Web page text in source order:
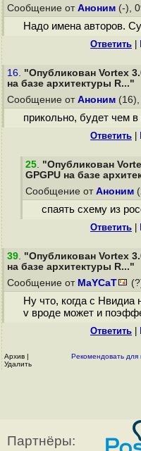
Сообщение от Аноним (-),
Надо имена авторов.
Ответить
16. "Опубликован Vortex
на базе архитектуры R..."
Сообщение от Аноним
прикольно, будет чем в
Ответить
25. "Опубликован
GPGPU на базе
Сообщение от Аноним
спаять схему из
Ответить
39. "Опубликован Vortex
на базе архитектуры R..."
Сообщение от MaYCaT
Ну что, когда с Нвидиа
v вроде может и
Ответить
Архив |
Удалить
Рекомендовать
Партнёры: